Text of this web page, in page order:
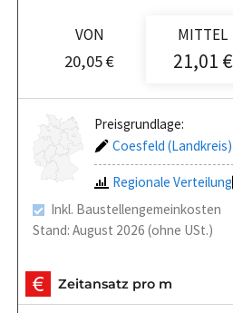
VON
20,05 €
MITTEL
21,01 €
Preisgrundlage:
Coesfeld (Landkreis)
Regionale Verteilung
Inkl. Baustellengemeinkosten
Stand: August 2026 (ohne USt.)
Zeitansatz pro m